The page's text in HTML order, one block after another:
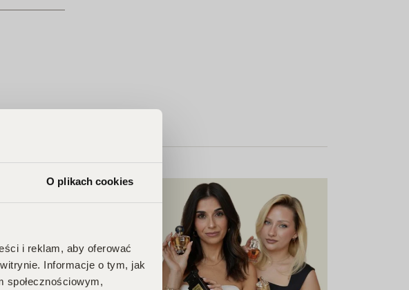
O plikach cookies
i reklam, aby oferować
Informacje o tym, jak
społecznościowym,